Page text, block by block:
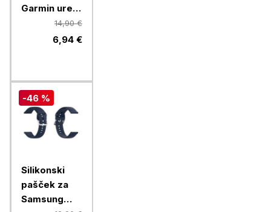
Garmin ure,
26mm, črn
14,90 €
6,94 €
-46 %
Silikonski
pašček za
Samsung